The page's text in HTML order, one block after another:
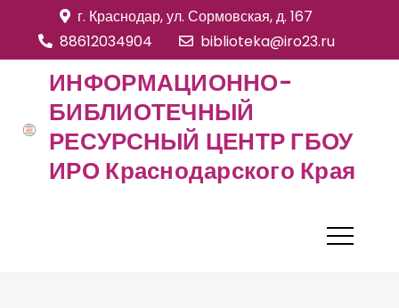
i
г. Краснодар, ул. Сормовская, д. 167
88612034904
biblioteka@iro23.ru
ИНФОРМАЦИОННО-
БИБЛИОТЕЧНЫЙ
РЕСУРСНЫЙ ЦЕНТР ГБОУ
ИРО Краснодарского Края